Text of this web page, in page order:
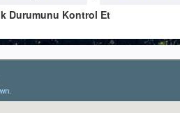
Durumunu Kontrol Et